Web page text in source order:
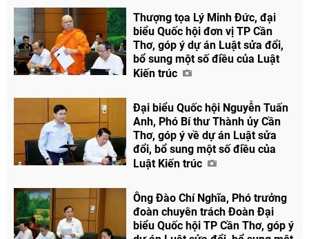
Facebook
Thượng tọa Lý Minh Đức, đại
biểu Quốc hội đơn vị TP Cần
Thơ, góp ý dự án Luật sửa đổi,
bổ sung một số điều của Luật
Kiến trúc
Đại biểu Quốc hội Nguyễn Tuấn
Anh, Phó Bí thư Thành ủy Cần
Thơ, góp ý về dự án Luật sửa
đổi, bổ sung một số điều của
Luật Kiến trúc
Ông Đào Chí Nghĩa, Phó trưởng
đoàn chuyên trách Đoàn Đại
biểu Quốc hội TP Cần Thơ, góp ý